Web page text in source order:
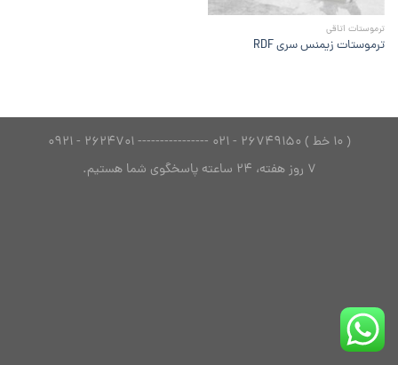
ترموستات اتاقی
ترموستات زیمنس سری RDF
( 10 خط ) 26749150 - 021 ---------------- 2624701 - 0921
7 روز هفته، 24 ساعته پاسخگوی شما هستیم.